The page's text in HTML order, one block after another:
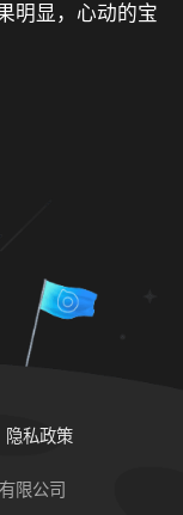
明显，心动的宝
隐私政策
限公司